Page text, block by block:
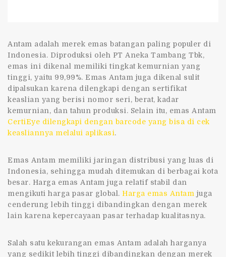
Antam adalah merek emas batangan paling populer di
Indonesia. Diproduksi oleh PT Aneka Tambang Tbk,
emas ini dikenal memiliki tingkat kemurnian yang
tinggi, yaitu 99,99%. Emas Antam juga dikenal sulit
dipalsukan karena dilengkapi dengan sertifikat
keaslian yang berisi nomor seri, berat, kadar
kemurnian, dan tahun produksi. Selain itu, emas Antam
CertiEye dilengkapi dengan barcode yang bisa di cek
keasliannya melalui aplikasi.
Emas Antam memiliki jaringan distribusi yang luas di
Indonesia, sehingga mudah ditemukan di berbagai kota
besar. Harga emas Antam juga relatif stabil dan
mengikuti harga pasar global. Harga emas Antam juga
cenderung lebih tinggi dibandingkan dengan merek
lain karena kepercayaan pasar terhadap kualitasnya.
Salah satu kekurangan emas Antam adalah harganya
yang sedikit lebih tinggi dibandingkan dengan merek